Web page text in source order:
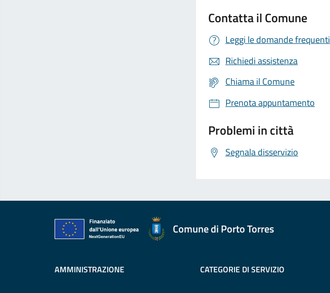
Contatta il Comune
Leggi le domande frequenti
Richiedi assistenza
Chiama il Comune
Prenota appuntamento
Problemi in città
Segnala disservizio
Comune di Porto Torres
AMMINISTRAZIONE CATEGORIE DI SERVIZIO